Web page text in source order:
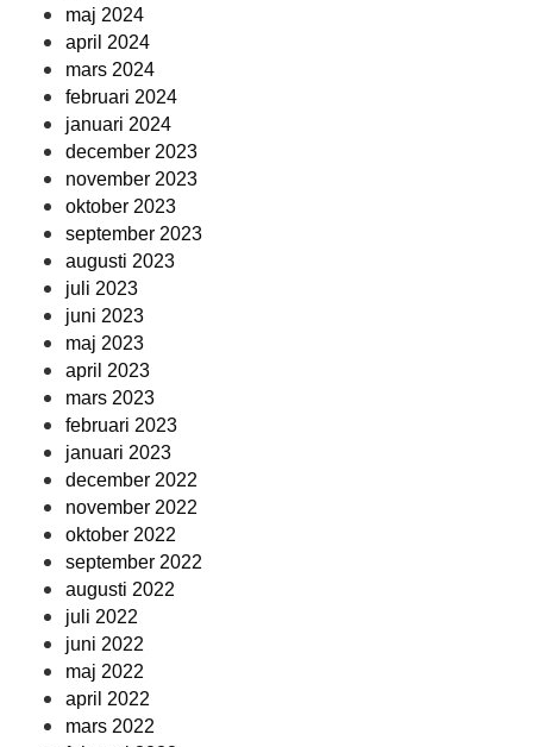
maj 2024
april 2024
mars 2024
februari 2024
januari 2024
december 2023
november 2023
oktober 2023
september 2023
augusti 2023
juli 2023
juni 2023
maj 2023
april 2023
mars 2023
februari 2023
januari 2023
december 2022
november 2022
oktober 2022
september 2022
augusti 2022
juli 2022
juni 2022
maj 2022
april 2022
mars 2022